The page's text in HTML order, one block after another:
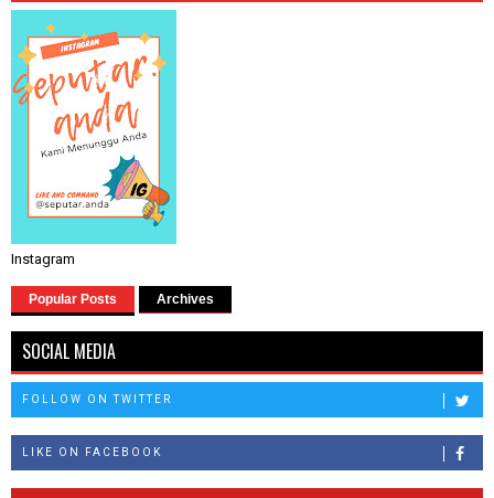
Instagram
Popular Posts Archives
SOCIAL MEDIA
FOLLOW ON TWITTER
LIKE ON FACEBOOK